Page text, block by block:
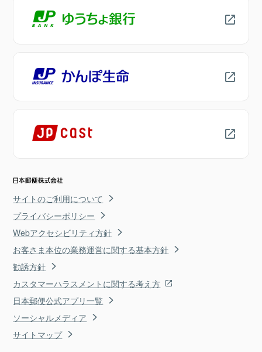
サイトのご利用について
プライバシーポリシー
Webアクセシビリティ方針
お客さま本位の業務運営に関する基本方針
勧誘方針
カスタマーハラスメントに関する考え方
日本郵便公式アプリ一覧
ソーシャルメディア
サイトマップ